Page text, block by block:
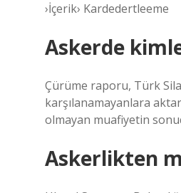
›İçerik› Kardedertleeme
Askerde
Çürüme raporu, Türk
karşılanamayanlara
olmayan muafiyetin
Askerlikten